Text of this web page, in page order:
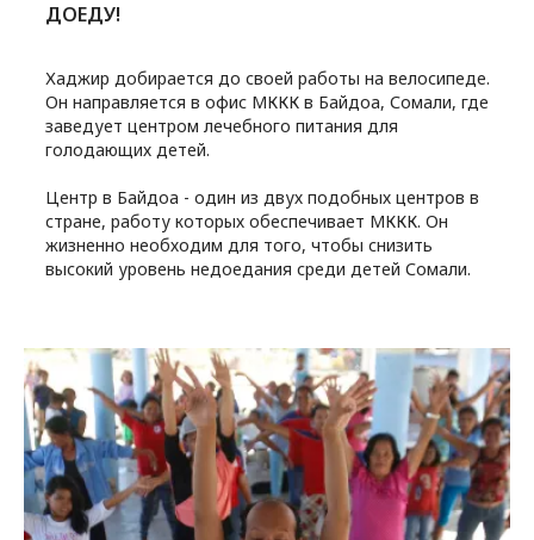
ДОЕДУ!
Хаджир добирается до своей работы на велосипеде.
Он направляется в офис МККК в Байдоа, Сомали, где
заведует центром лечебного питания для
голодающих детей.
Центр в Байдоа - один из двух подобных центров в
стране, работу которых обеспечивает МККК. Он
жизненно необходим для того, чтобы снизить
высокий уровень недоедания среди детей Сомали.